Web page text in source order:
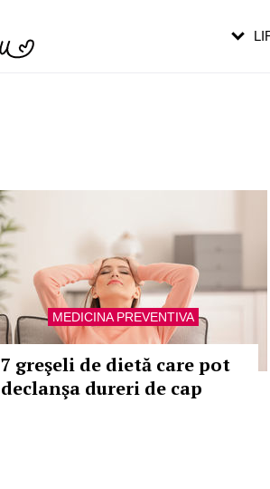
MEDICINA PREVENTIVA
7 greşeli de dietă care pot
declanşa dureri de cap
pe măsură ce înaintezi în